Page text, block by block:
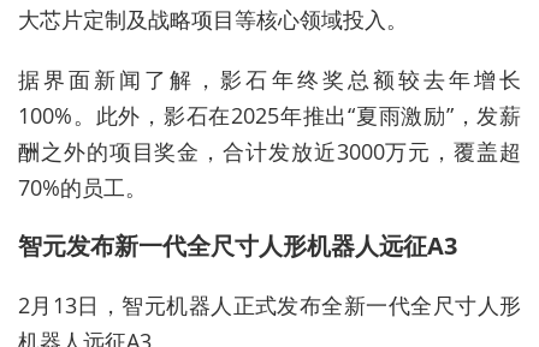
大芯片定制及战略项目等核心领域投入。
据界面新闻了解，影石年终奖总额较去年增长
100%。此外，影石在2025年推出“夏雨激励”，发薪
酬之外的项目奖金，合计发放近3000万元，覆盖超
70%的员工。
智元发布新一代全尺寸人形机器人远征A3
2月13日，智元机器人正式发布全新一代全尺寸人形